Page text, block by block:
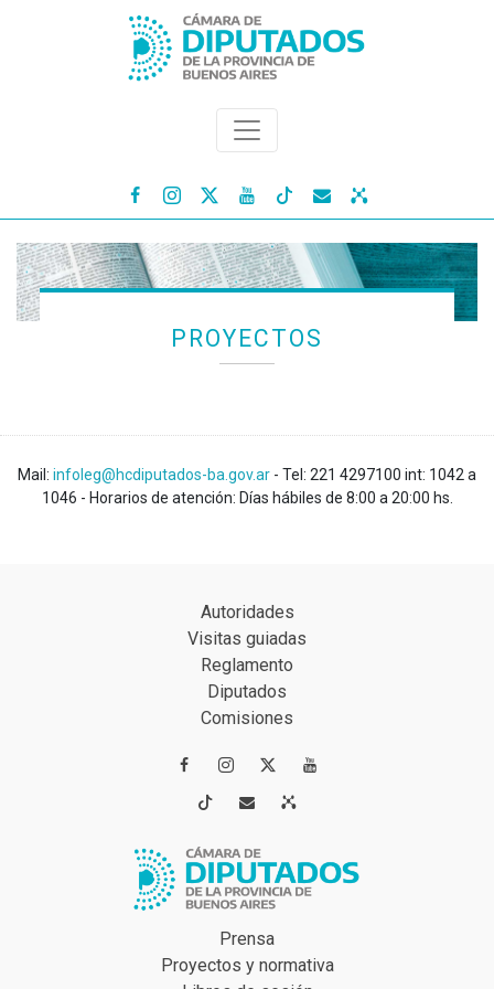
   
PROYECTOS
Mail: infoleg@hcdiputados-ba.gov.ar - Tel: 221 4297100 int: 1042 a
1046 - Horarios de atención: Días hábiles de 8:00 a 20:00 hs.
Autoridades
Visitas guiadas
Reglamento
Diputados
Comisiones
 
 
Prensa
Proyectos y normativa